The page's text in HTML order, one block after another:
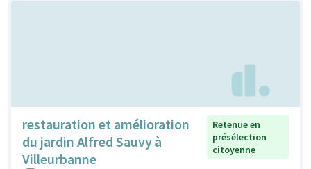
restauration et amélioration
du jardin Alfred Sauvy à
Villeurbanne
Retenue en
présélection
citoyenne